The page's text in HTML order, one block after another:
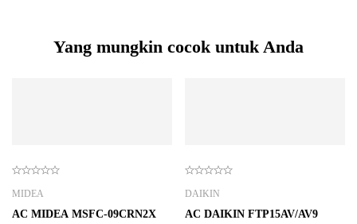
Yang mungkin cocok untuk Anda
MIDEA
AC MIDEA MSFC-09CRN2X
DAIKIN
AC DAIKIN FTP15AV/AV9